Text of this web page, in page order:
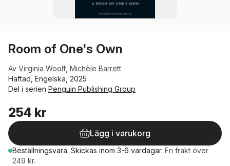
Room of One's Own
Av Virginia Woolf Michèle Barrett
Häftad, Engelska, 2025
Del i serien Penguin Publishing Group
254 kr
Lägg i varukorg
Beställningsvara. Skickas inom 3-6 vardagar. Fri frakt över
249 kr.